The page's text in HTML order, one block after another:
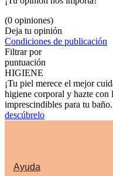
(0 opiniones)
Deja tu opinión
Condiciones de publicación
Filtrar por
puntuación
HIGIENE
¡Tu piel merece el mejor
higiene corporal y hazte con
imprescindibles para tu
descúbrelo
Ayuda